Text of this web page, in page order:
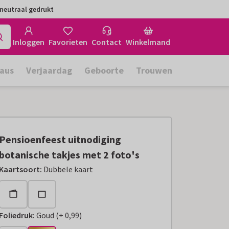
gedrukt
Inloggen Favorieten Contact Winkelmand
Verjaardag Geboorte Trouwen
uitnodiging
takjes met 2 foto's
: Dubbele kaart
:Goud (+ 0,99)